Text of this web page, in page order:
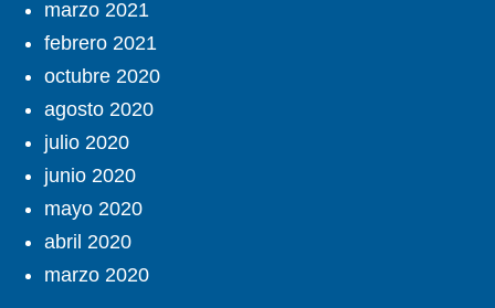
marzo 2021
febrero 2021
octubre 2020
agosto 2020
julio 2020
junio 2020
mayo 2020
abril 2020
marzo 2020